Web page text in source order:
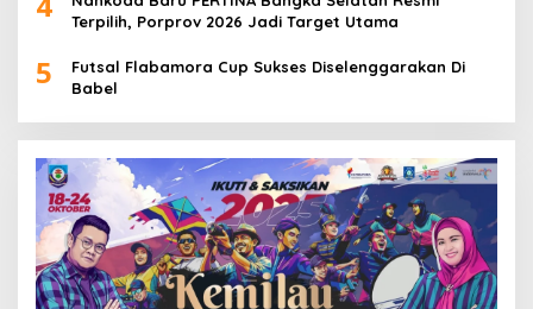
Terpilih, Porprov 2026 Jadi Target Utama
5
Futsal Flabamora Cup Sukses Diselenggarakan Di
Babel